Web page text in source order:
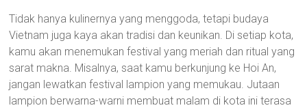
Tidak hanya kulinernya yang menggoda, tetapi budaya
Vietnam juga kaya akan tradisi dan keunikan. Di setiap kota,
kamu akan menemukan festival yang meriah dan ritual yang
sarat makna. Misalnya, saat kamu berkunjung ke Hoi An,
jangan lewatkan festival lampion yang memukau. Jutaan
lampion berwarna-warni membuat malam di kota ini terasa